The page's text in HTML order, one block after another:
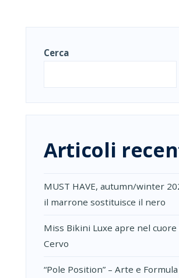
Cerca
Articoli
MUST HAVE, autumn/winter
il marrone sostituisce il nero
Miss Bikini Luxe apre nel
Cervo
“Pole Position” – Arte e Formula